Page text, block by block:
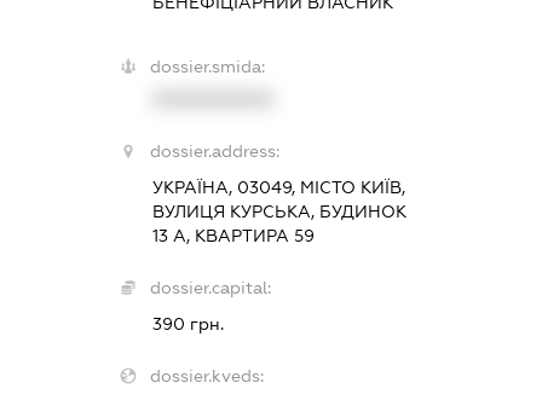
dossier.smida:
dossier.address:
УКРАЇНА, 03049, МІСТО КИЇВ,
ВУЛИЦЯ КУРСЬКА, БУДИНОК
13 А, КВАРТИРА 59
dossier.capital:
390 грн.
dossier.kveds: